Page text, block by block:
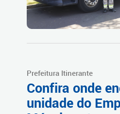
Prefeitura Itinerante
Confira onde
unidade do